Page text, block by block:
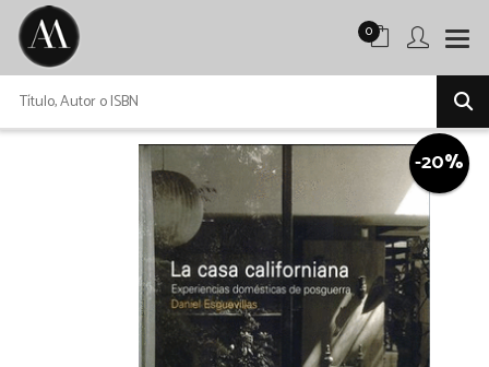
0
-20%